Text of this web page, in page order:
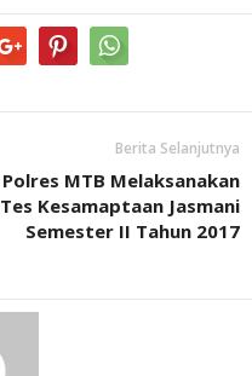
Berita Selanjutnya
Polres MTB Melaksanakan
Tes Kesamaptaan Jasmani
Semester II Tahun 2017